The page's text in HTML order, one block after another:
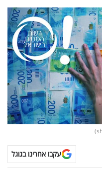
עקבו אחרינו בגוגל